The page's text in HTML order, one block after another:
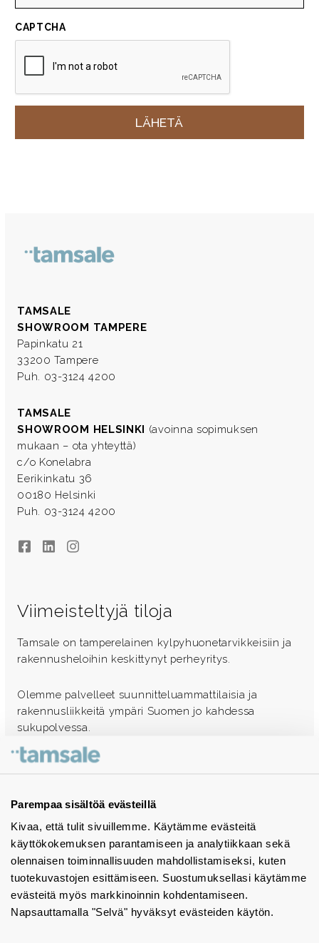
Parempaa sisältöä evästeillä
Kivaa, että tulit sivuillemme. Käytämme evästeitä
käyttökokemuksen parantamiseen ja analytiikkaan sekä
olennaisen toiminnallisuuden mahdollistamiseksi, kuten
tuotekuvastojen esittämiseen. Suostumuksellasi käytämme
evästeitä myös markkinoinnin kohdentamiseen.
Napsauttamalla "Selvä" hyväksyt evästeiden käytön.
CAPTCHA
TAMSALE
SHOWROOM TAMPERE
Papinkatu 21
33200 Tampere
Puh. 03-3124 4200
TAMSALE
SHOWROOM HELSINKI (avoinna sopimuksen
mukaan – ota yhteyttä)
c/o Konelabra
Eerikinkatu 36
00180 Helsinki
Puh. 03-3124 4200
FacebookLinkedInInstagram
Viimeisteltyjä tiloja
Tamsale on tamperelainen kylpyhuonetarvikkeisiin ja
rakennusheloihin keskittynyt perheyritys.
Olemme palvelleet suunnitteluammattilaisia ja
rakennusliikkeitä ympäri Suomen jo kahdessa
sukupolvessa.
Ota yhteyttä - autamme mielellämme
Tuotekuvastot
Instagram
BIM-objektit
Yhteystiedot
Tiedotteet